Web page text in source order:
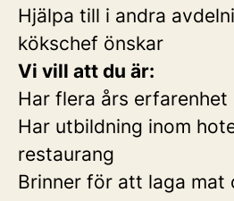
Hjälpa till i andra
kökschef önskar
Vi vill att du är:
Har flera års erfarenhet
Har utbildning inom
restaurang
Brinner för att laga mat